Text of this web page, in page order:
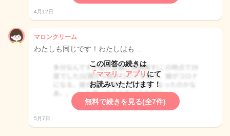
4月12日
マロンクリーム
わたしも同じです！わたしはも…
この回答の続きは
「ママリ」アプリ にて
お読みいただけます！
無料で続きを見る(全7件)
5月7日